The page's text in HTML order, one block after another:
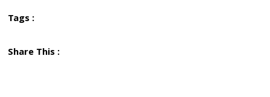
Tags :
Share This :